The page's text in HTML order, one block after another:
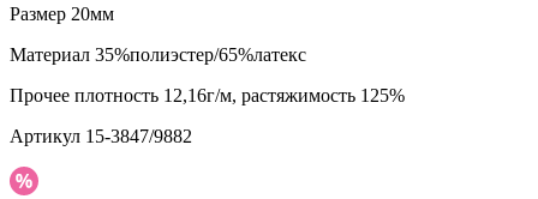
Размер 20мм
Материал 35%полиэстер/65%латекс
Прочее плотность 12,16г/м, растяжимость 125%
Артикул 15-3847/9882